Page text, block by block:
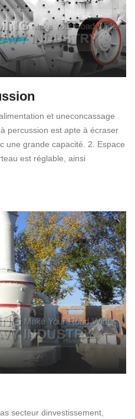
et uneconcassage
percussion est apte à écraser
une grande capacité. 2. Espace
est réglable, ainsi
secteur dinvestissement,